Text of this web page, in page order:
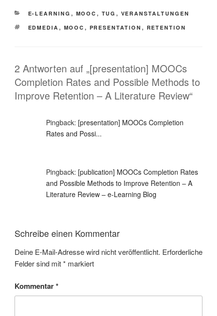
KATEGORIEN
E-LEARNING , MOOC , TUG , VERANSTALTUNGEN
SCHLAGWÖRTER
EDMEDIA , MOOC , PRESENTATION , RETENTION
2 Antworten auf „[presentation] MOOCs
Completion Rates and Possible Methods to
Improve Retention – A Literature Review“
Pingback: [presentation] MOOCs Completion
Rates and Possi...
Pingback: [publication] MOOCs Completion Rates
and Possible Methods to Improve Retention – A
Literature Review – e-Learning Blog
Schreibe einen Kommentar
Deine E-Mail-Adresse wird nicht veröffentlicht. Erforderliche
Felder sind mit* markiert
Kommentar*